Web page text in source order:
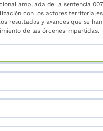
ampliada de la sentencia
con los actores
resultados y avances que se
de las órdenes impartidas.